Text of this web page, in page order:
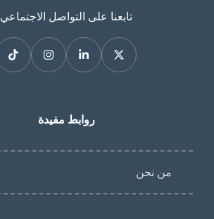
تابعنا على التواصل الاجتماعي
روابط مفيدة
من نحن